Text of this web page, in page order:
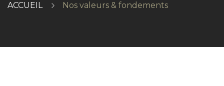
ACCUEIL Nos valeurs & fondements